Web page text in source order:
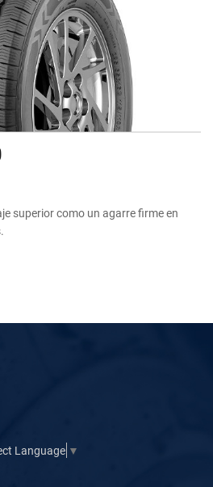
superior como un agarre firme en
Language ▼